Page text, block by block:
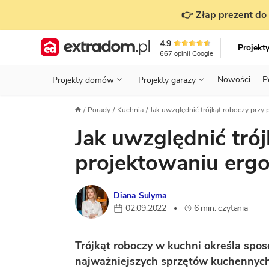
👉 Złap prezent
4.9
667 opinii Google
Projekty domów Projekty garaży Nowości
Projekty domów Projekty garaży
Parterowe Piętrowe do 70 m²
KONDYGNACJE
POWIERZCHNIA
GARAŻ
KONSTRUKCJA
ZABUDOWA
STANOWISKA
TYP
PRZED BUDOWĄ - ETAP 1
Działka
WYBIERAM PROJEKT - ETAP 2
BUDUJĘ DOM - ETAP 3
URZĄDZAM DOM - ETAP 4
PRZEPISY I FORMALNOŚCI
OZE
Porady Kuchnia Jak uwzględnić trójkąt roboczy przy
Jak uwzględnić
projektowaniu
Diana Sulyma
02.09.2022
• 6 min. czytania
Trójkąt roboczy w kuchni określa
najważniejszych sprzętów